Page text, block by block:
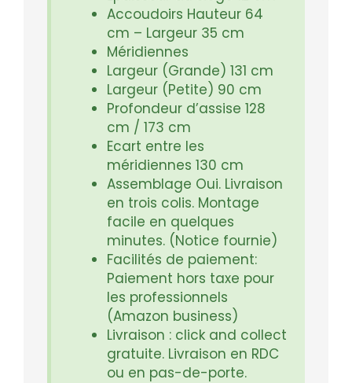
Accoudoirs Hauteur 64
cm – Largeur 35 cm
Méridiennes
Largeur (Grande) 131 cm
Largeur (Petite) 90 cm
Profondeur d’assise 128
cm / 173 cm
Ecart entre les
méridiennes 130 cm
Assemblage Oui. Livraison
en trois colis. Montage
facile en quelques
minutes. (Notice fournie)
Facilités de paiement:
Paiement hors taxe pour
les professionnels
(Amazon business)
Livraison : click and collect
gratuite. Livraison en RDC
ou en pas-de-porte.